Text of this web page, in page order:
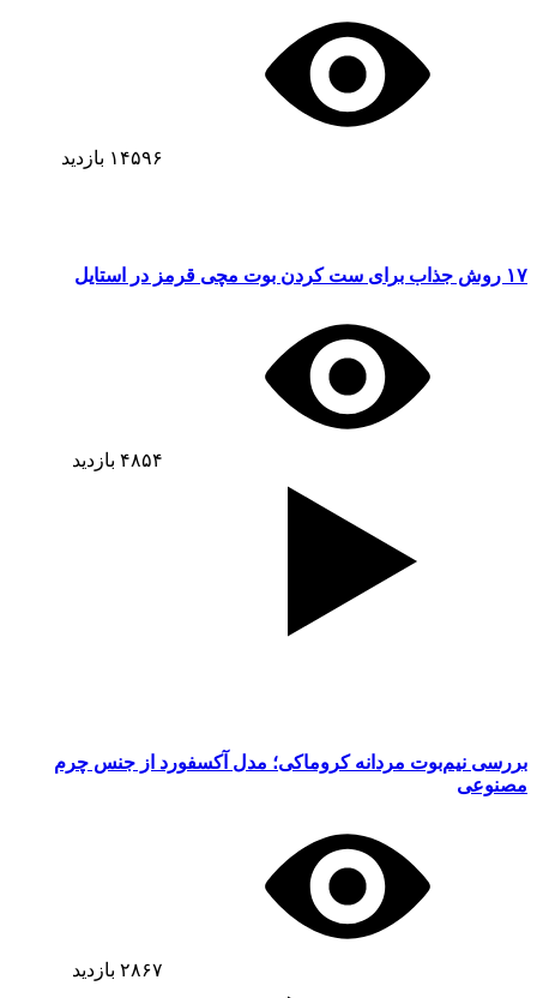
۱۴۵۹۶ بازدید
۱۷ روش جذاب برای ست کردن بوت مچی قرمز در استایل
۴۸۵۴ بازدید
بررسی نیم‌بوت مردانه کروماکی؛ مدل آکسفورد از جنس چرم
مصنوعی
۲۸۶۷ بازدید